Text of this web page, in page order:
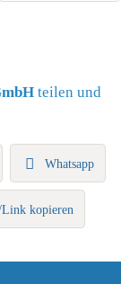
teilen und
Whatsapp
kopieren